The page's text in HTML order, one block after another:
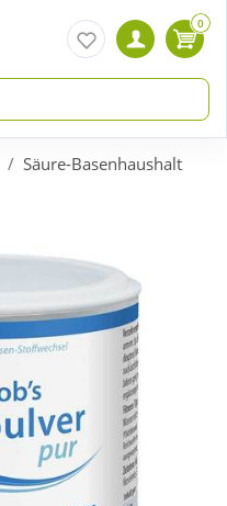
0
Säure-Basenhaushalt